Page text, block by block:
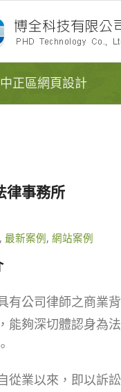
正區網頁設計
律事務所
, 最新案例, 網站案例
有公司律師之商業
能夠深切體認身為
從業以來，即以訴